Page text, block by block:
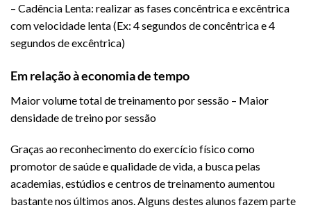
– Cadência Lenta: realizar as fases concêntrica e excêntrica
com velocidade lenta (Ex: 4 segundos de concêntrica e 4
segundos de excêntrica)
Em relação à economia de tempo
Maior volume total de treinamento por sessão – Maior
densidade de treino por sessão
Graças ao reconhecimento do exercício físico como
promotor de saúde e qualidade de vida, a busca pelas
academias, estúdios e centros de treinamento aumentou
bastante nos últimos anos. Alguns destes alunos fazem parte